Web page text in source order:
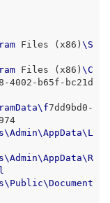
Files (x86) \ S
Files (x86) \C
4002-b65f-bc21d
\ f7dd9bd0-
\Admin\AppData\ L
\Admin\AppData\R
\ Public\Document